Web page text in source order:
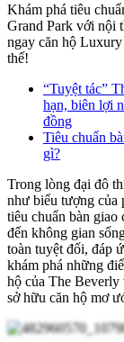
Khám phá tiêu
Grand Park với nội
ngay căn hộ
thế!
“Tuyệt tác”
hạn, biên lợi
đồng
Tiêu chuẩn
gì?
Trong lòng đại đô
như biểu tượng của
tiêu chuẩn bàn giao
đến không gian
toàn tuyệt đối, đáp
khám phá những
hộ của The Beverly
sở hữu căn hộ mơ